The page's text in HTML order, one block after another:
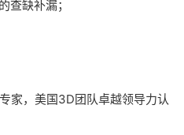
查缺补漏；
家，美国3D团队卓越领导力认